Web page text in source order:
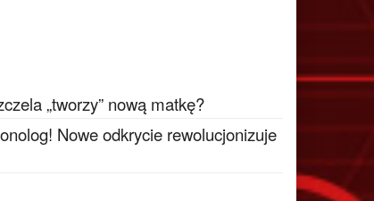
„tworzy” nową matkę?
Nowe odkrycie rewolucjonizuje